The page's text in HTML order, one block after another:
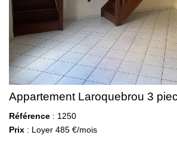
Appartement Laroquebrou 3
Référence : 1250
Prix : Loyer 485 €/mois